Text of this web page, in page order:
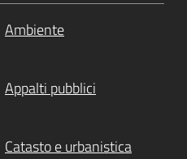
Ambiente
Appalti pubblici
Catasto e urbanistica